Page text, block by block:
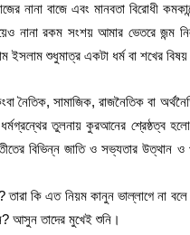
নানা বাজে এবং মানবতা বিরোধী
নানা রকম সংশয় আমার ভেতরে
শুধুমাত্র একটা ধর্ম বা শখের
নৈতিক, সামাজিক, রাজনৈতিক বা
ধর্মগ্রন্থের তুলনায় কুরআনের শ্রেষ্ঠত্ব
বিভিন্ন জাতি ও সভ্যতার উত্থান
কি এত নিয়ম কানুন ভাল্লাগে না
আসুন তাদের মুখেই শুনি।